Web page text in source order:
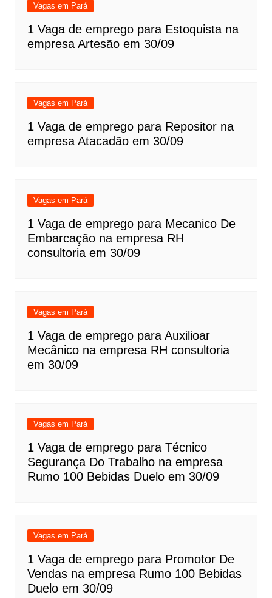
Vagas em Pará
1 Vaga de emprego para Estoquista na
empresa Artesão em 30/09
Vagas em Pará
1 Vaga de emprego para Repositor na
empresa Atacadão em 30/09
Vagas em Pará
1 Vaga de emprego para Mecanico De
Embarcação na empresa RH
consultoria em 30/09
Vagas em Pará
1 Vaga de emprego para Auxilioar
Mecânico na empresa RH consultoria
em 30/09
Vagas em Pará
1 Vaga de emprego para Técnico
Segurança Do Trabalho na empresa
Rumo 100 Bebidas Duelo em 30/09
Vagas em Pará
1 Vaga de emprego para Promotor De
Vendas na empresa Rumo 100 Bebidas
Duelo em 30/09